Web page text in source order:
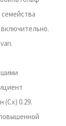
включительно.
(Сх) 0.29.